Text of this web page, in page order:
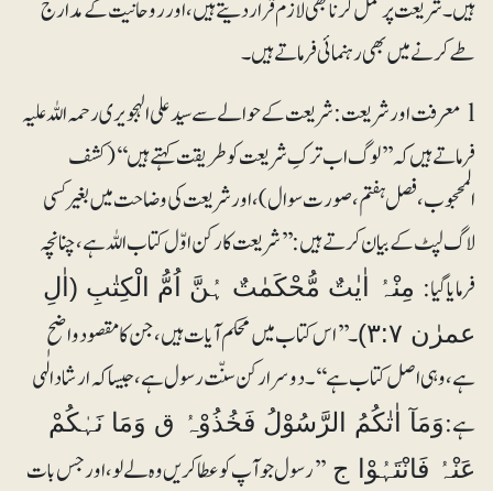
ہیں۔شریعت پر عمل کرنا بھی لازم قرار دیتے ہیں، اور روحانیت کے مدارج
طے کرنے میں بھی رہنمائی فرماتے ہیں۔
l معرفت اور شریعت: شریعت کے حوالے سے سید علی الہجویری رحمہ اللہ علیہ
فرماتے ہیں کہ ’’لوگ اب ترکِ شریعت کو طریقت کہتے ہیں‘‘(کشف
المحجوب، فصل ہفتم، صورت سوال)، اور شریعت کی وضاحت میں بغیر کسی
لاگ لپٹ کے بیان کرتے ہیں: ’’شریعت کا رکن اوّل کتاب اللہ ہے، چنانچہ
فرمایا گیا:مِنْہُ اٰیٰتٌ مُّحْکَمٰتٌ ہُنَّ اُمُّ الْکِتٰبِ (اٰلِ
عمرٰن ۳:۷)
۔ ’’اس کتاب میں محکم آیات ہیں، جن کا مقصود واضح
ہے، وہی اصل کتاب ہے‘‘۔ دوسرا رکن سنّت رسول ہے، جیسا کہ ارشاد الٰہی
ہے:وَمَآ اٰتٰکُمُ الرَّسُوْلُ فَخُذُوْہُ ق وَمَا نَہٰکُمْ
عَنْہُ فَانْتَہُوْا ج ’’رسول جو آپ کو عطا کریں وہ لے لو، اور جس بات